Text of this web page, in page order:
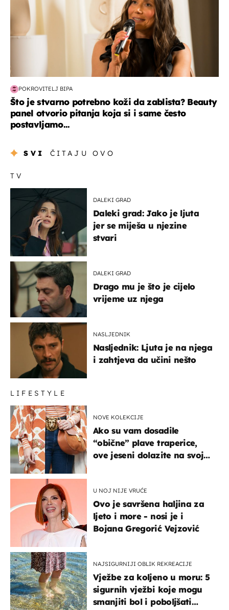
POKROVITELJ BIPA
Što je stvarno potrebno koži da zablista? Beauty
panel otvorio pitanja koja si i same često
postavljamo...
SVI ČITAJU OVO
TV
DALEKI GRAD
Daleki grad: Jako je ljuta
jer se miješa u njezine
stvari
DALEKI GRAD
Drago mu je što je cijelo
vrijeme uz njega
NASLJEDNIK
Nasljednik: Ljuta je na njega
i zahtjeva da učini nešto
LIFESTYLE
NOVE KOLEKCIJE
Ako su vam dosadile
“obične” plave traperice,
ove jeseni dolazite na svoje
U NOJ NIJE VRUĆE
Ovo je savršena haljina za
ljeto i more - nosi je i
Bojana Gregorić Vejzović
NAJSIGURNIJI OBLIK REKREACIJE
Vježbe za koljeno u moru: 5
sigurnih vježbi koje mogu
smanjiti bol i poboljšati